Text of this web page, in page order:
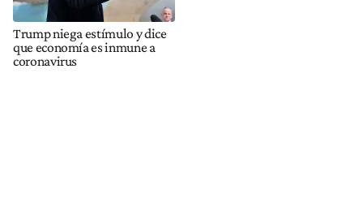
Trump niega estímulo y dice
que economía es inmune a
coronavirus